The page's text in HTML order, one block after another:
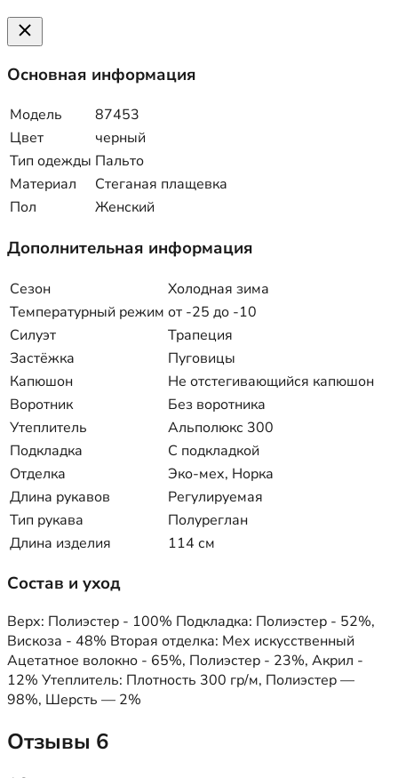
Основная информация
Модель
87453
Цвет
черный
Тип одежды Пальто
Материал
Стеганая плащевка
Пол
Женский
Дополнительная информация
Сезон
Холодная зима
Температурный режим от -25 до -10
Силуэт
Трапеция
Застёжка
Пуговицы
Капюшон
Не отстегивающийся капюшон
Воротник
Без воротника
Утеплитель
Альполюкс 300
Подкладка
С подкладкой
Отделка
Эко-мех, Норка
Длина рукавов
Регулируемая
Тип рукава
Полуреглан
Длина изделия
114 см
Состав и уход
Верх: Полиэстер - 100% Подкладка: Полиэстер - 52%,
Вискоза - 48% Вторая отделка: Мех искусственный
Ацетатное волокно - 65%, Полиэстер - 23%, Акрил -
12% Утеплитель: Плотность 300 гр/м, Полиэстер —
98%, Шерсть — 2%
Отзывы 6